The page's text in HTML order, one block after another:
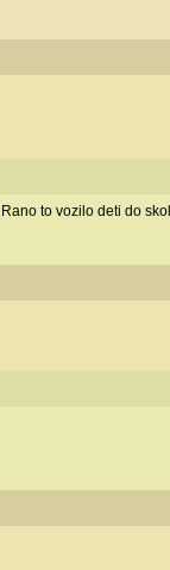
to vozilo deti do